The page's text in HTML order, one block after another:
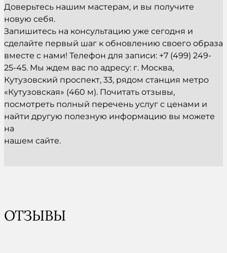
Доверьтесь нашим мастерам, и вы получите
новую себя.
Запишитесь на консультацию уже сегодня и
сделайте первый шаг к обновлению своего образа
вместе с нами! Телефон для записи: +7 (499) 249-
25-45. Мы ждем вас по адресу: г. Москва,
Кутузовский проспект, 33, рядом станция метро
«Кутузовская» (460 м). Почитать отзывы,
посмотреть полный перечень услуг с ценами и
найти другую полезную информацию вы можете
на
нашем сайте.
ОТЗЫВЫ